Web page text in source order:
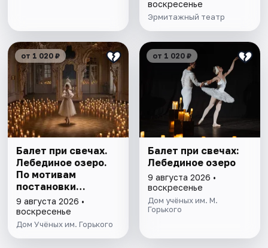
воскресенье
Эрмитажный театр
от 1 020 ₽
Балет при свечах.
Лебединое озеро.
По мотивам
постановки
Мариуса Петипа
9 августа 2026 •
воскресенье
Дом Учёных им. Горького
от 1 020 ₽
Балет при свечах:
Лебединое озеро
9 августа 2026 •
воскресенье
Дом учёных им. М.
Горького